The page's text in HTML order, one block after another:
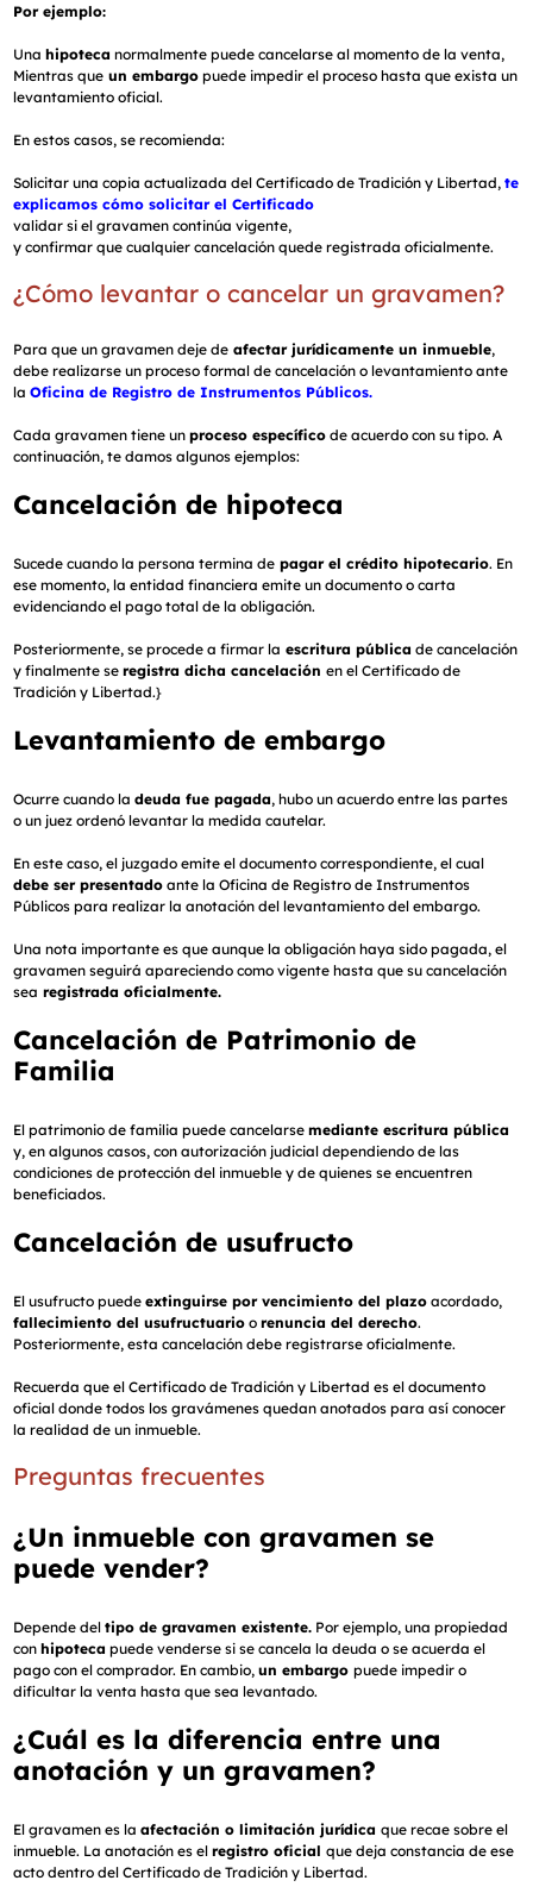
Por ejemplo:
Unahipoteca normalmente puede cancelarse al momento de la venta,
Mientras que un embargo puede impedir el proceso hasta que exista un
levantamiento oficial.
En estos casos, se recomienda:
Solicitar una copia actualizada del Certificado de Tradición y Libertad,te
explicamos cómo solicitar el Certificado
validar si el gravamen continúa vigente,
y confirmar que cualquier cancelación quede registrada oficialmente.
¿Cómo levantar o cancelar un gravamen?
Para que un gravamen deje de afectar jurídicamente un inmueble,
debe realizarse un proceso formal de cancelación o levantamiento ante
laOficina de Registro de Instrumentos Públicos.
Cada gravamen tiene unproceso específico de acuerdo con su tipo. A
continuación, te damos algunos ejemplos:
Cancelación de hipoteca
Sucede cuando la persona termina de pagar el crédito hipotecario. En
ese momento, la entidad financiera emite un documento o carta
evidenciando el pago total de la obligación.
Posteriormente, se procede a firmar la escritura pública de cancelación
y finalmente seregistra dicha cancelaciónen el Certificado de
Tradición y Libertad.}
Levantamiento de embargo
Ocurre cuando ladeuda fue pagada, hubo un acuerdo entre las partes
o un juez ordenó levantar la medida cautelar.
En este caso, el juzgado emite el documento correspondiente, el cual
debe ser presentado ante la Oficina de Registro de Instrumentos
Públicos para realizar la anotación del levantamiento del embargo.
Una nota importante es que aunque la obligación haya sido pagada, el
gravamen seguirá apareciendo como vigente hasta que su cancelación
sea registrada oficialmente.
Cancelación de Patrimonio de
Familia
El patrimonio de familia puede cancelarsemediante escritura pública
y, en algunos casos, con autorización judicial dependiendo de las
condiciones de protección del inmueble y de quienes se encuentren
beneficiados.
Cancelación de usufructo
El usufructo puedeextinguirse por vencimiento del plazo acordado,
fallecimiento del usufructuario orenuncia del derecho.
Posteriormente, esta cancelación debe registrarse oficialmente.
Recuerda que el Certificado de Tradición y Libertad es el documento
oficial donde todos los gravámenes quedan anotados para así conocer
la realidad de un inmueble.
Preguntas frecuentes
¿Un inmueble con gravamen se
puede vender?
Depende deltipo de gravamen existente. Por ejemplo, una propiedad
conhipoteca puede venderse si se cancela la deuda o se acuerda el
pago con el comprador. En cambio,un embargopuede impedir o
dificultar la venta hasta que sea levantado.
¿Cuál es la diferencia entre una
anotación y un gravamen?
El gravamen es laafectación o limitación jurídicaque recae sobre el
inmueble. La anotación es elregistro oficialque deja constancia de ese
acto dentro del Certificado de Tradición y Libertad.